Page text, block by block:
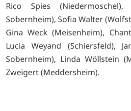
Rico Spies
Sobernheim), Sofia Walter
Gina Weck (Meisenheim),
Lucia Weyand (Schiersfeld),
Sobernheim), Linda Wöllstein
Zweigert (Meddersheim).